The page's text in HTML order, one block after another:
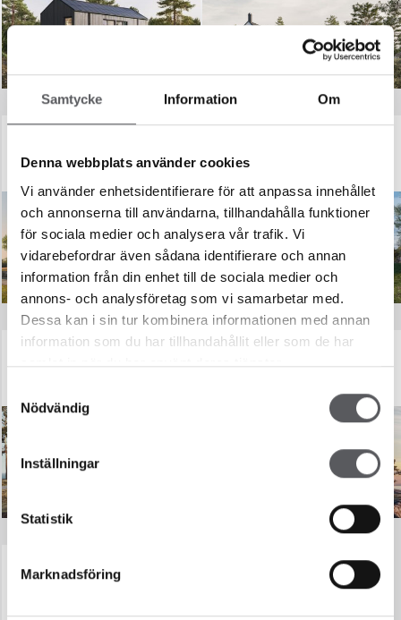
Samtycke Information Om
Denna webbplats använder cookies
Vi använder enhetsidentifierare för att anpassa innehållet
och annonserna till användarna, tillhandahålla funktioner
för sociala medier och analysera vår trafik. Vi
vidarebefordrar även sådana identifierare och annan
information från din enhet till de sociala medier och
annons- och analysföretag som vi samarbetar med.
Dessa kan i sin tur kombinera informationen med annan
information som du har tillhandahållit eller som de har
samlat in när du har använt deras tjänster.
Nödvändig
Inställningar
Statistik
Marknadsföring
159.5m² 170.1
ELMSELD